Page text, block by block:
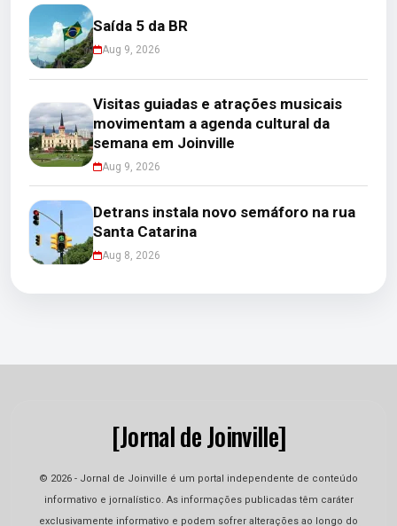
Saída 5 da BR
Aug 9, 2026
Visitas guiadas e atrações musicais
movimentam a agenda cultural da
semana em Joinville
Aug 9, 2026
Detrans instala novo semáforo na rua
Santa Catarina
Aug 8, 2026
[Jornal de Joinville]
© 2026 - Jornal de Joinville é um portal independente de conteúdo
informativo e jornalístico. As informações publicadas têm caráter
exclusivamente informativo e podem sofrer alterações ao longo do